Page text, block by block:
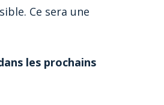
Ce sera une
les prochains